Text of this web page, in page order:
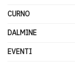
CURNO
DALMINE
EVENTI